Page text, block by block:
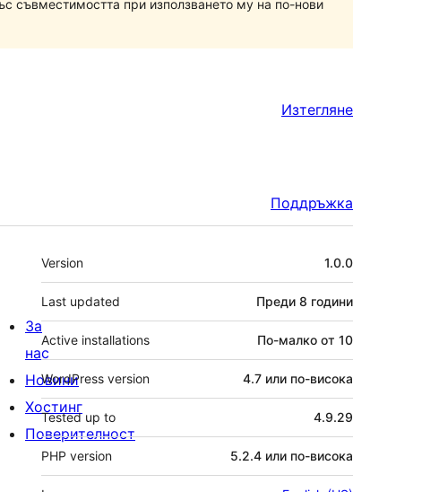
при използването му на по-нови
Изтегляне
Поддръжка
Мета
Version 1.0.0
Last updated Преди 8 години
Active installations По-малко от 10
WordPress version 4.7 или по-висока
Tested up to 4.9.29
PHP version 5.2.4 или по-висока
За
нас
Новини
Хостинг
Поверителност